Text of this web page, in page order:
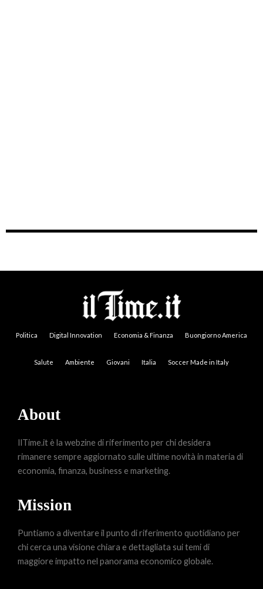
Politica Digital Innovation Economia & Finanza Buongiorno America
Salute Ambiente Giovani Italia Soccer Made in Italy
About
IlTime.it è la webzine di riferimento per chi desidera
rimanere sempre aggiornato sulle ultime novità in materia di
economia, finanza, business e marketing.
Mission
Puntiamo a diventare il punto di riferimento quotidiano per
chi cerca una visione chiara e dettagliata sui temi di
maggiore impatto nel panorama economico globale.